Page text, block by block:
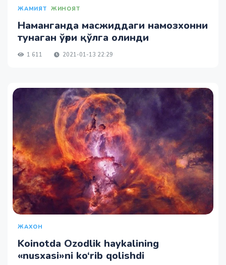
ЖАМИЯТ ЖИНОЯТ
Наманганда масжиддаги намозхонни
тунаган ўғри қўлга олинди
1 611 2021-01-13 22:29
ЖАХОН
Koinotda Ozodlik haykalining
«nusxasi»ni ko‘rib qolishdi